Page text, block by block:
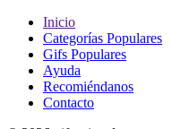
Inicio
Categorías Populares
Gifs Populares
Ayuda
Recomiéndanos
Contacto